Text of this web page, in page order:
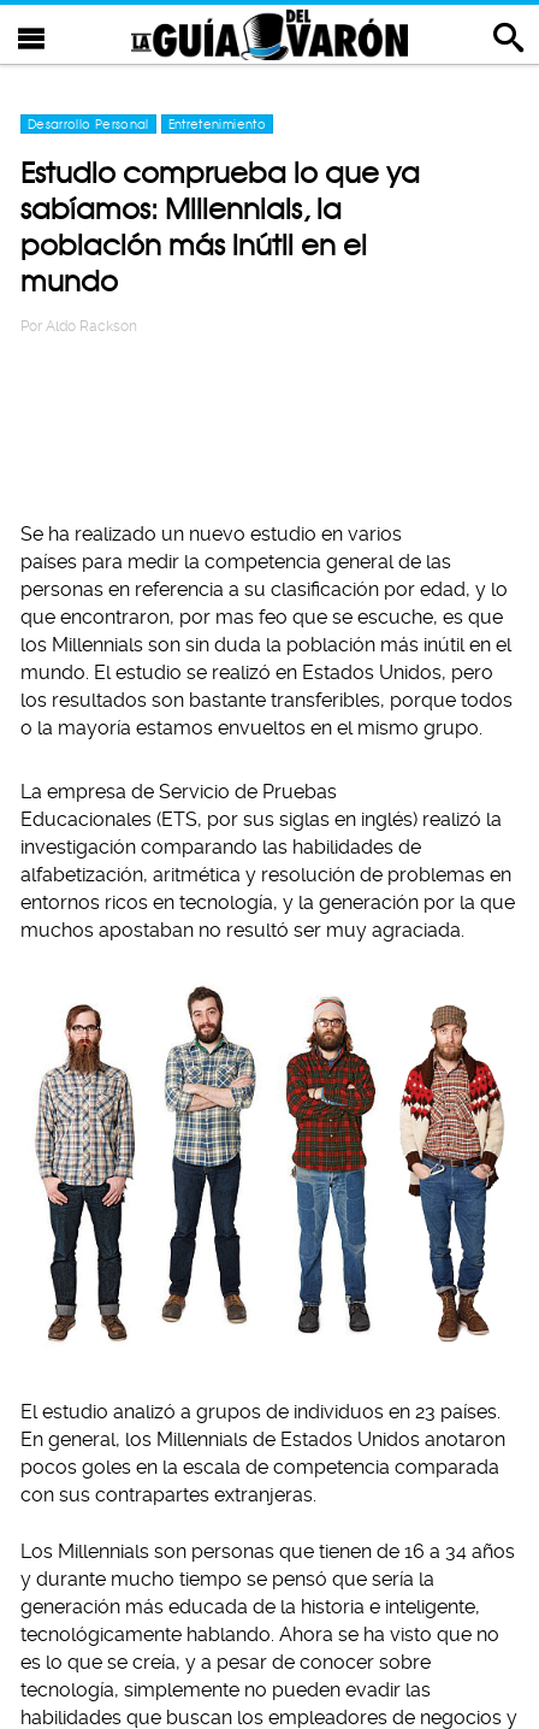
Desarrollo Personal Entretenimiento
Estudio comprueba lo que ya
sabíamos: Millennials, la
población más inútil en el
mundo
Por Aldo Rackson
Se ha realizado un nuevo estudio en varios
países para medir la competencia general de las
personas en referencia a su clasificación por edad, y lo
que encontraron, por mas feo que se escuche, es que
los Millennials son sin duda la población más inútil en el
mundo. El estudio se realizó en Estados Unidos, pero
los resultados son bastante transferibles, porque todos
o la mayoría estamos envueltos en el mismo grupo.
La empresa de Servicio de Pruebas
Educacionales (ETS, por sus siglas en inglés) realizó la
investigación comparando las habilidades de
alfabetización, aritmética y resolución de problemas en
entornos ricos en tecnología, y la generación por la que
muchos apostaban no resultó ser muy agraciada.
El estudio analizó a grupos de individuos en 23 países.
En general, los Millennials de Estados Unidos anotaron
pocos goles en la escala de competencia comparada
con sus contrapartes extranjeras.
Los Millennials son personas que tienen de 16 a 34 años
y durante mucho tiempo se pensó que sería la
generación más educada de la historia e inteligente,
tecnológicamente hablando. Ahora se ha visto que no
es lo que se creía, y a pesar de conocer sobre
tecnología, simplemente no pueden evadir las
habilidades que buscan los empleadores de negocios y